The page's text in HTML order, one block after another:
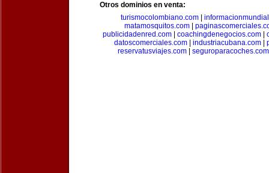
Otros dominios en venta:
turismocolombiano.com
matamosquitos.com|
publicidadenred.com| coachingdenegocios.com|
datoscomerciales.com| industriacubana.com|
reservatusviajes.com| seguroparacoches.com